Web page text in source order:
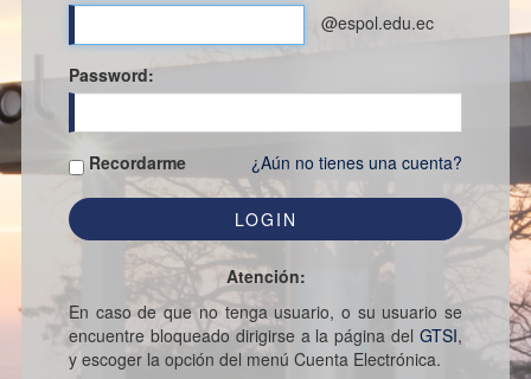
@espol.edu.ec
Password:
Recordarme ¿Aún no tienes una cuenta?
Atención:
En caso de que no tenga usuario, o su usuario se
encuentre bloqueado dirigirse a la página delGTSI,
y escoger la opción del menú Cuenta Electrónica.